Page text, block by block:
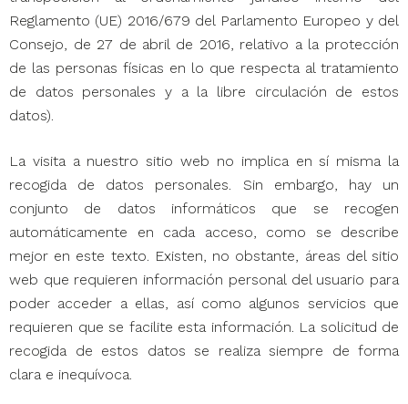
Reglamento (UE) 2016/679 del Parlamento Europeo y del
Consejo, de 27 de abril de 2016, relativo a la protección
de las personas físicas en lo que respecta al tratamiento
de datos personales y a la libre circulación de estos
datos).
La visita a nuestro sitio web no implica en sí misma la
recogida de datos personales. Sin embargo, hay un
conjunto de datos informáticos que se recogen
automáticamente en cada acceso, como se describe
mejor en este texto. Existen, no obstante, áreas del sitio
web que requieren información personal del usuario para
poder acceder a ellas, así como algunos servicios que
requieren que se facilite esta información. La solicitud de
recogida de estos datos se realiza siempre de forma
clara e inequívoca.